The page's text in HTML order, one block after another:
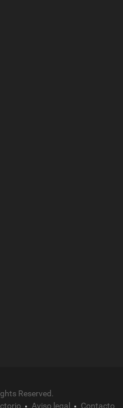
Reserved.
Aviso legal Contacto